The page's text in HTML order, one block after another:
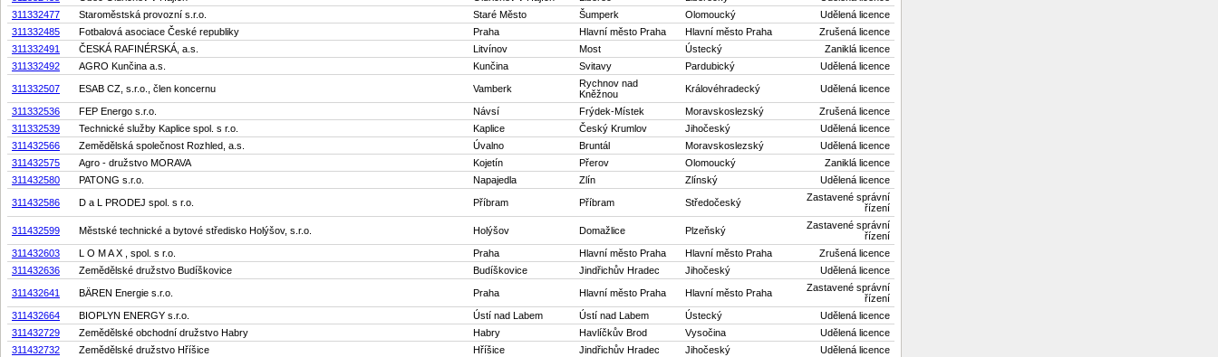
311332477
Staroměstská provozní s.r.o. Staré Město Šumperk Olomoucký
Udělená licence
311332485
Fotbalová asociace České republiky Praha Hlavní město Praha Hlavní město Praha
Zrušená licence
311332491
ČESKÁ RAFINÉRSKÁ, a.s. Litvínov Most Ústecký
Zaniklá licence
311332492
AGRO Kunčina a.s. Kunčina Svitavy Pardubický Udělená licence
311332507 ESAB CZ, s.r.o., člen koncernu Vamberk
Rychnov nad
Kněžnou
Královéhradecký Udělená licence
311332536 FEP Energo s.r.o. Návsí Frýdek-Místek Moravskoslezský
Zrušená licence
311332539
Technické služby Kaplice spol. s r.o. Kaplice Český Krumlov Jihočeský
Udělená licence
311432566
Zemědělská společnost Rozhled, a.s. Úvalno Bruntál Moravskoslezský
Udělená licence
311432575
Agro - družstvo MORAVA Kojetín Přerov Olomoucký
Zaniklá licence
311432580
PATONG s.r.o. Napajedla Zlín Zlínský Udělená licence
311432586 D a L PRODEJ spol. s r.o. Příbram Příbram Středočeský
Zastavené správní
řízení
311432599 Městské technické a bytové středisko Holýšov, s.r.o. Holýšov Domažlice Plzeňský
Zastavené správní
řízení
311432603
L O M A X , spol. s r.o. Praha Hlavní město Praha Hlavní město Praha
Zrušená licence
311432636
Zemědělské družstvo Budíškovice Budíškovice Jindřichův Hradec Jihočeský Udělená licence
311432641 BÄREN Energie s.r.o. Praha Hlavní město Praha Hlavní město Praha
Zastavené správní
řízení
311432664
BIOPLYN ENERGY s.r.o. Ústí nad Labem Ústí nad Labem Ústecký
Udělená licence
311432729
Zemědělské obchodní družstvo Habry Habry Havlíčkův Brod Vysočina
Udělená licence
311432732
Zemědělské družstvo Hříšice Hříšice Jindřichův Hradec Jihočeský Udělená licence